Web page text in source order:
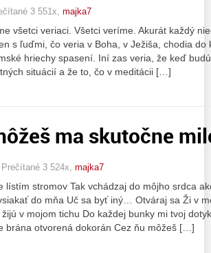
3 551x, majka7
všetci veriaci. Všetci veríme. Akurát každý
s ľuďmi, čo veria v Boha, v Ježiša, chodia
hriechy spasení. Iní zas veria, že keď
situácií a že to, čo v meditácii […]
ma skutočne
3 524x, majka7
lístím stromov Tak vchádzaj do môjho srdca
do mňa Uč sa byť iný… Otváraj sa Ži v
v mojom tichu Do každej bunky mi tvoj
brána otvorená dokorán Cez ňu môžeš […]